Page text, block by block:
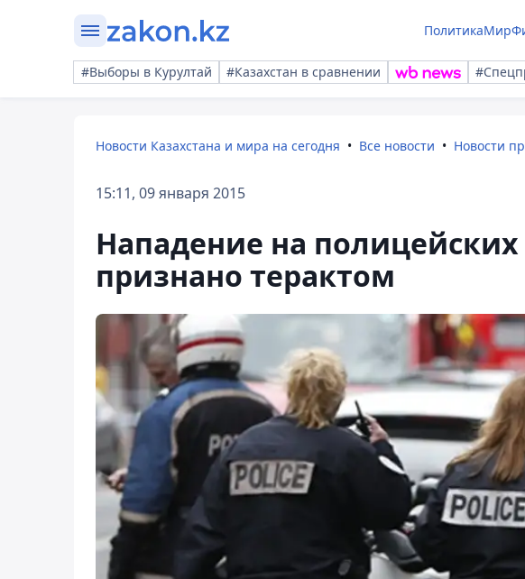
ПолитикаМир
#Выборы в Курултай #Казахстан в сравнении
Новости Казахстана и мира на сегодня Все новости Новости
15:11, 09 января 2015
Нападение на
признано терактом